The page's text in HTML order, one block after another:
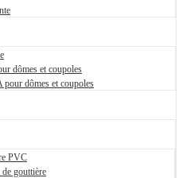
dômes et coupoles
dômes et coupoles
PVC
gouttière